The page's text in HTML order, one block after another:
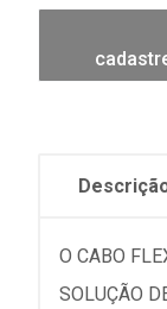
O CABO
SOLUÇÃO